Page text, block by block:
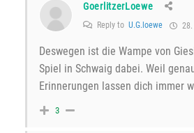
GoerlitzerLoewe
Reply to U.G.loewe
Deswegen ist die Wampe von
Spiel in Schwaig dabei. Weil
Erinnerungen lassen dich immer
3